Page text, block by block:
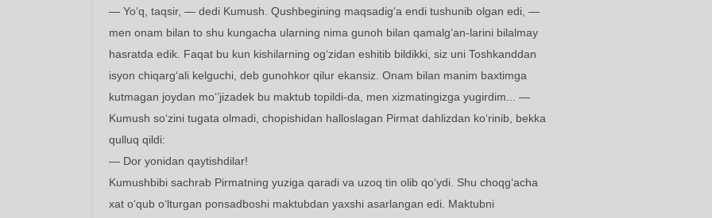
— Yo‘q, taqsir, — dedi Kumush. Qushbegining maqsadig‘a endi tushunib olgan edi, —
men onam bilan to shu kungacha ularning nima gunoh bilan qamalg‘an-larini bilalmay
hasratda edik. Faqat bu kun kishilarning og‘zidan eshitib bildikki, siz uni Toshkanddan
isyon chiqarg‘ali kelguchi, deb gunohkor qilur ekansiz. Onam bilan manim baxtimga
kutmagan joydan mo‘’jizadek bu maktub topildi-da, men xizmatingizga yugirdim... —
Kumush so‘zini tugata olmadi, chopishidan halloslagan Pirmat dahlizdan ko‘rinib, bekka
qulluq qildi:
— Dor yonidan qaytishdilar!
Kumushbibi sachrab Pirmatning yuziga qaradi va uzoq tin olib qo‘ydi. Shu choqg‘acha
xat o‘qub o‘lturgan ponsadboshi maktubdan yaxshi asarlangan edi. Maktubni